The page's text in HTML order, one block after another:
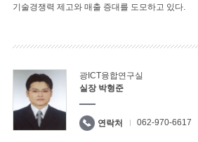
기술경쟁력 제고와 매출 증대를 도모하고 있다.
광ICT융합연구실
실장 박형준
연락처 062-970-6617